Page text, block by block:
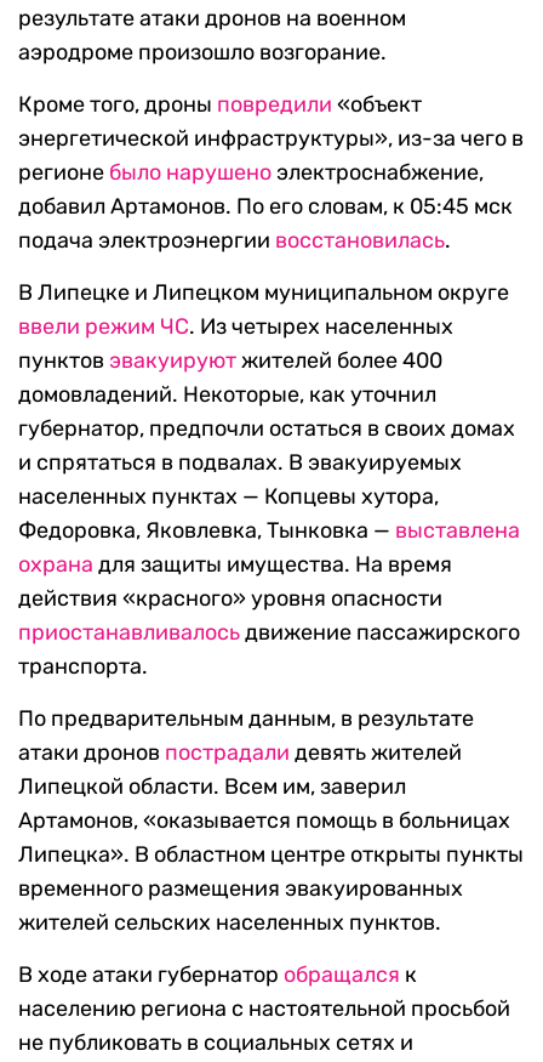
результате атаки дронов на военном
аэродроме произошло возгорание.
Кроме того, дроны повредили «объект
энергетической инфраструктуры», из-за чего в
регионе было нарушено электроснабжение,
добавил Артамонов. По его словам, к 05:45 мск
подача электроэнергии восстановилась.
В Липецке и Липецком муниципальном округе
ввели режим ЧС. Из четырех населенных
пунктов эвакуируютжителей более 400
домовладений. Некоторые, как уточнил
губернатор, предпочли остаться в своих домах
и спрятаться в подвалах. В эвакуируемых
населенных пунктах — Копцевы хутора,
Федоровка, Яковлевка, Тынковка — выставлена
охрана для защиты имущества. На время
действия «красного» уровня опасности
приостанавливалосьдвижение пассажирского
транспорта.
По предварительным данным, в результате
атаки дронов пострадали девять жителей
Липецкой области. Всем им, заверил
Артамонов, «оказывается помощь в больницах
Липецка». В областном центре открыты пункты
временного размещения эвакуированных
жителей сельских населенных пунктов.
В ходе атаки губернатор обращался к
населению региона с настоятельной просьбой
не публиковать в социальных сетях и